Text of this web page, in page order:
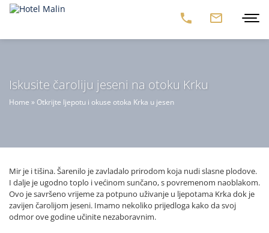
Iskusite čaroliju jeseni na otoku Krku
Home » Otkrijte ljepotu i okuse otoka Krka u jesen
Mir je i tišina. Šarenilo je zavladalo prirodom koja nudi slasne plodove.
I dalje je ugodno toplo i većinom sunčano, s povremenom naoblakom.
Ovo je savršeno vrijeme za potpuno uživanje u ljepotama Krka dok je
zavijen čarolijom jeseni. Imamo nekoliko prijedloga kako da svoj
odmor ove godine učinite nezaboravnim.